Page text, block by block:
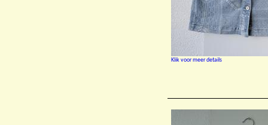
Klik voor meer details